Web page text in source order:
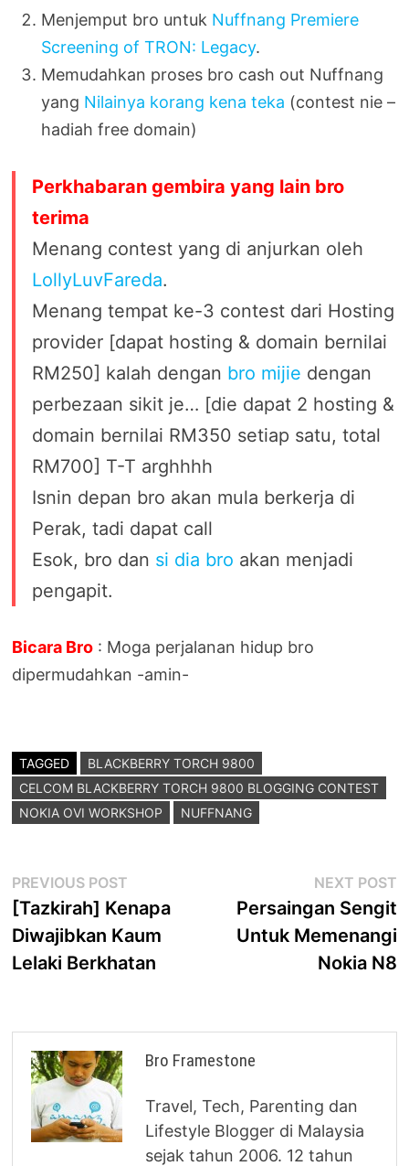
Menjemput bro untuk Nuffnang Premiere
Screening of TRON: Legacy.
Memudahkan proses bro cash out Nuffnang
yang Nilainya korang kena teka (contest nie –
hadiah free domain)
Perkhabaran gembira yang lain bro
terima
Menang contest yang di anjurkan oleh
LollyLuvFareda.
Menang tempat ke-3 contest dari Hosting
provider [dapat hosting & domain bernilai
RM250] kalah dengan bro mijie dengan
perbezaan sikit je… [die dapat 2 hosting &
domain bernilai RM350 setiap satu, total
RM700] T-T arghhhh
Isnin depan bro akan mula berkerja di
Perak, tadi dapat call
Esok, bro dan si dia bro akan menjadi
pengapit.
Bicara Bro : Moga perjalanan hidup bro
dipermudahkan -amin-
TAGGED
BLACKBERRY TORCH 9800
CELCOM BLACKBERRY TORCH 9800 BLOGGING CONTEST
NOKIA OVI WORKSHOP
NUFFNANG
Post
navigation
PREVIOUS POST
post:
[Tazkirah] Kenapa
Diwajibkan Kaum
Lelaki Berkhatan
NEXT POST
Persaingan Sengit
Untuk Memenangi
Nokia N8
Bro Framestone
Travel, Tech, Parenting dan
Lifestyle Blogger di Malaysia
sejak tahun 2006. 12 tahun